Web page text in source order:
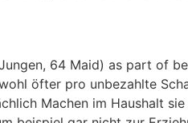
64 Maid) as part of
öfter pro unbezahlte
Machen im Haushalt